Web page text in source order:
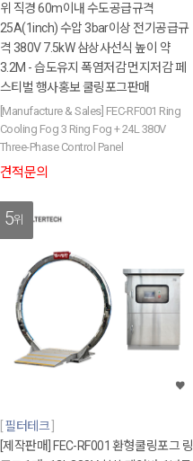
위 직경 60m이내 수도공급규격
25A(1inch) 수압 3bar이상 전기공급규
격 380V 7.5kW 삼상사선식 높이 약
3.2M - 습도유지 폭염저감 먼지저감 페
스티벌 행사홍보 쿨링포그판매
[Manufacture & Sales] FEC-RF001 Ring
Cooling Fog 3 Ring Fog + 24L 380V
Three-Phase Control Panel
견적문의
5위
필터테크
[제작판매] FEC-RF001 환형쿨링포그 링